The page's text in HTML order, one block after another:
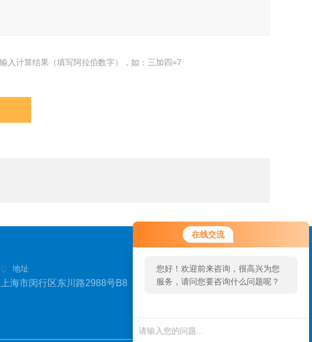
在线交流
您好！欢迎前来咨询，很高兴为您
服务，请问您要咨询什么问题呢？
您好，看您停留很久了，是否找到
了需求产品，您可以直接在线与我
入计算结果（填写阿拉伯数字），如：三加四=7
地址
上海市闵行区东川路2988号B8